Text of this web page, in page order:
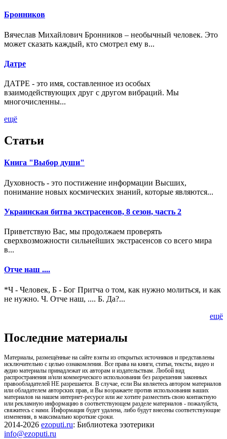
Бронников
Вячеслав Михайлович Бронников – необычный человек. Это
может сказать каждый, кто смотрел ему в...
Датре
ДАТРЕ - это имя, составленное из особых
взаимодействующих друг с другом вибраций. Мы
многочисленны...
ещё
Статьи
Книга "Выбор души"
Духовность - это постижение информации Высших,
понимание новых космических знаний, которые являются...
Украинская битва экстрасенсов, 8 сезон, часть 2
Приветствую Вас, мы продолжаем проверять
сверхвозможности сильнейших экстрасенсов со всего мира
в...
Отче наш ....
*Ч - Человек, Б - Бог Притча о том, как нужно молиться, и как
не нужно. Ч. Отче наш, .... Б. Да?...
ещё
Последние материалы
Материалы, размещённые на сайте взяты из открытых источников и представлены
исключительно с целью ознакомления. Все права на книги, статьи, тексты, видео и
аудио материалы принадлежат их авторам и издательствам. Любой вид
распространения и/или коммерческого использования без разрешения законных
правообладателей НЕ разрешается. В случае, если Вы являетесь автором материалов
или обладателем авторских прав, и Вы возражаете против использования ваших
материалов на нашем интернет-ресурсе или же хотите разместить свою контактную
или рекламную информацию в соответствующем разделе материалов - пожалуйста,
свяжитесь с нами. Информация будет удалена, либо будут внесены соответствующие
изменения, в максимально короткие сроки.
2014-2026 ezoputi.ru: Библиотека эзотерики
info@ezoputi.ru